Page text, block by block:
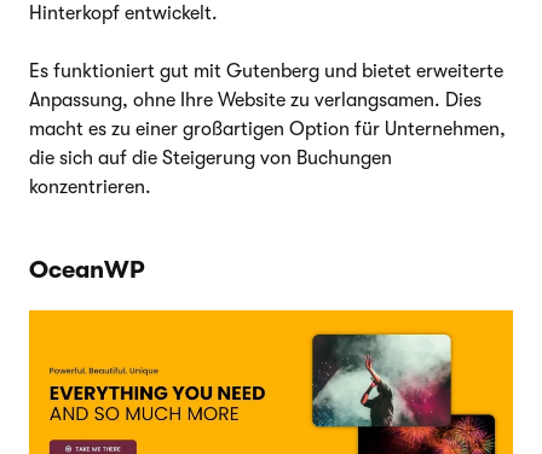
Hinterkopf entwickelt.
Es funktioniert gut mit Gutenberg und bietet erweiterte
Anpassung, ohne Ihre Website zu verlangsamen. Dies
macht es zu einer großartigen Option für Unternehmen,
die sich auf die Steigerung von Buchungen
konzentrieren.
OceanWP